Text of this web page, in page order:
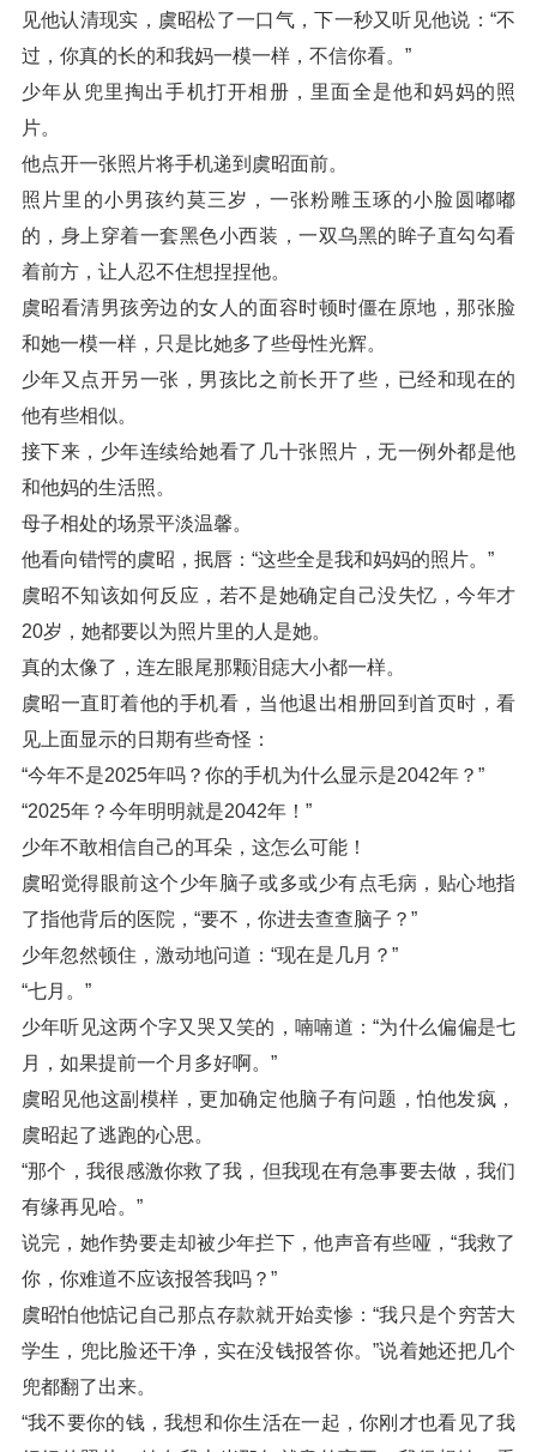
见他认清现实，虞昭松了一口气，下一秒又听见他说：“不
过，你真的长的和我妈一模一样，不信你看。”
少年从兜里掏出手机打开相册，里面全是他和妈妈的照
片。
他点开一张照片将手机递到虞昭面前。
照片里的小男孩约莫三岁，一张粉雕玉琢的小脸圆嘟嘟
的，身上穿着一套黑色小西装，一双乌黑的眸子直勾勾看
着前方，让人忍不住想捏捏他。
虞昭看清男孩旁边的女人的面容时顿时僵在原地，那张脸
和她一模一样，只是比她多了些母性光辉。
少年又点开另一张，男孩比之前长开了些，已经和现在的
他有些相似。
接下来，少年连续给她看了几十张照片，无一例外都是他
和他妈的生活照。
母子相处的场景平淡温馨。
他看向错愕的虞昭，抿唇：“这些全是我和妈妈的照片。”
虞昭不知该如何反应，若不是她确定自己没失忆，今年才
20岁，她都要以为照片里的人是她。
真的太像了，连左眼尾那颗泪痣大小都一样。
虞昭一直盯着他的手机看，当他退出相册回到首页时，看
见上面显示的日期有些奇怪：
“今年不是2025年吗？你的手机为什么显示是2042年？”
“2025年？今年明明就是2042年！”
少年不敢相信自己的耳朵，这怎么可能！
虞昭觉得眼前这个少年脑子或多或少有点毛病，贴心地指
了指他背后的医院，“要不，你进去查查脑子？”
少年忽然顿住，激动地问道：“现在是几月？”
“七月。”
少年听见这两个字又哭又笑的，喃喃道：“为什么偏偏是七
月，如果提前一个月多好啊。”
虞昭见他这副模样，更加确定他脑子有问题，怕他发疯，
虞昭起了逃跑的心思。
“那个，我很感激你救了我，但我现在有急事要去做，我们
有缘再见哈。”
说完，她作势要走却被少年拦下，他声音有些哑，“我救了
你，你难道不应该报答我吗？”
虞昭怕他惦记自己那点存款就开始卖惨：“我只是个穷苦大
学生，兜比脸还干净，实在没钱报答你。”说着她还把几个
兜都翻了出来。
“我不要你的钱，我想和你生活在一起，你刚才也看见了我